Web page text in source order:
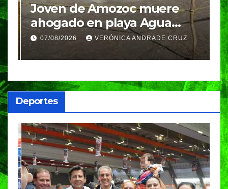
Joven de Amozoc muere
ahogado en playa Agua
Azul, en Cazones, Veracruz
07/08/2026 VERÓNICA ANDRADE CRUZ
Deportes